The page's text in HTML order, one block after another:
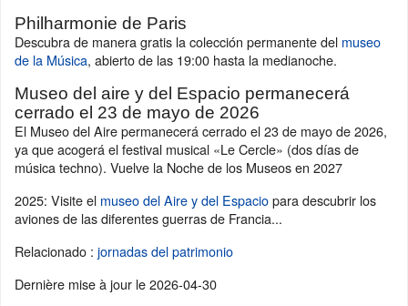
Philharmonie de Paris
Descubra de manera gratis la colección permanente del museo
de la Música, abierto de las 19:00 hasta la medianoche.
Museo del aire y del Espacio permanecerá
cerrado el 23 de mayo de 2026
El Museo del Aire permanecerá cerrado el 23 de mayo de 2026,
ya que acogerá el festival musical «Le Cercle» (dos días de
música techno). Vuelve la Noche de los Museos en 2027
2025: Visite el museo del Aire y del Espaciopara descubrir los
aviones de las diferentes guerras de Francia...
Relacionado : jornadas del patrimonio
Dernière mise à jour le2026-04-30